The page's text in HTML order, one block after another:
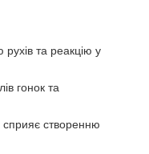
та реакцію у
гонок та
сприяє створенню